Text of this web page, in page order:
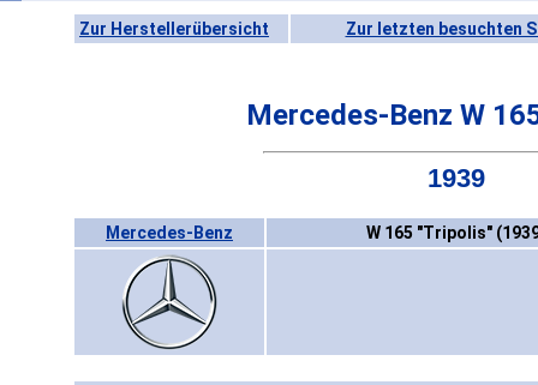
Zur Herstellerübersicht Zur letzten besuchten
Mercedes-Benz W
1939
Mercedes-Benz W 165 "Tripolis"